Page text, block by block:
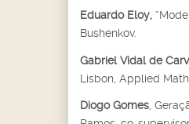
Eduardo Eloy,
Bushenkov.
Gabriel Vidal de
Lisbon, Applied
Diogo Gomes ,